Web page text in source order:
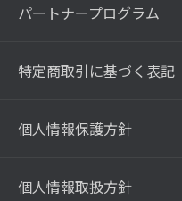
パートナープログラム
特定商取引に基づく表記
個人情報保護方針
個人情報取扱方針